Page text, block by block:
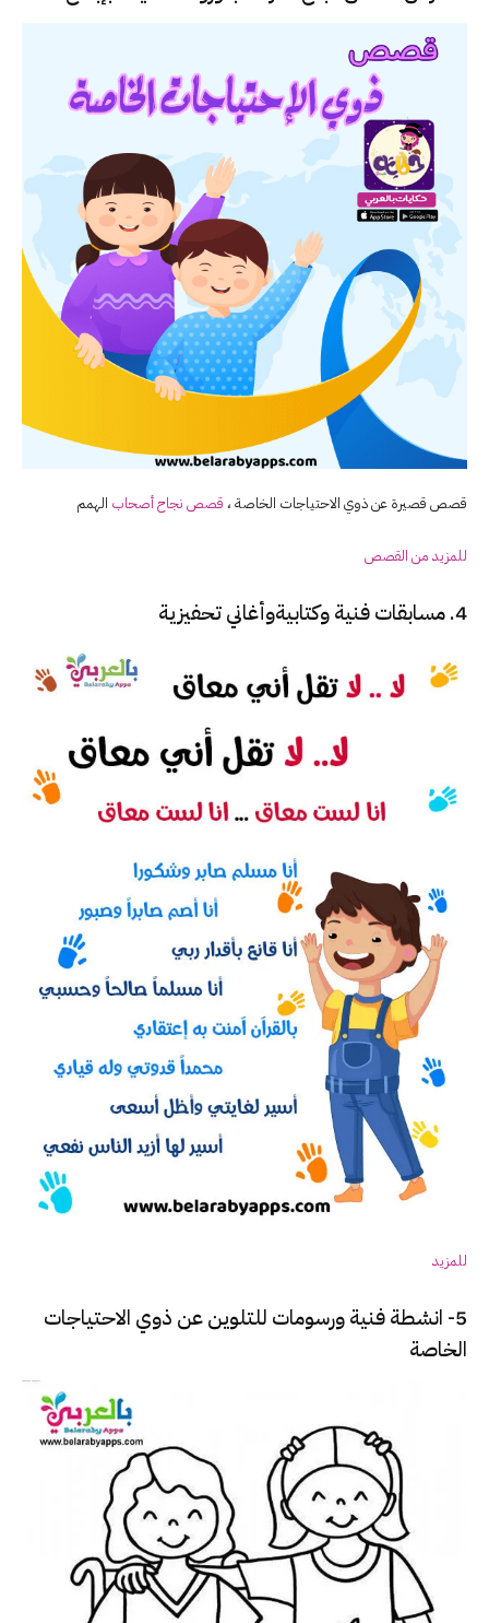
قصص قصيرة عن ذوي الاحتياجات الخاصة ، قصص نجاح أصحاب الهمم
للمزيد من القصص
4. مسابقات فنية وكتابيةوأغاني تحفيزية
للمزيد
5- انشطة فنية ورسومات للتلوين عن ذوي الاحتياجات
الخاصة